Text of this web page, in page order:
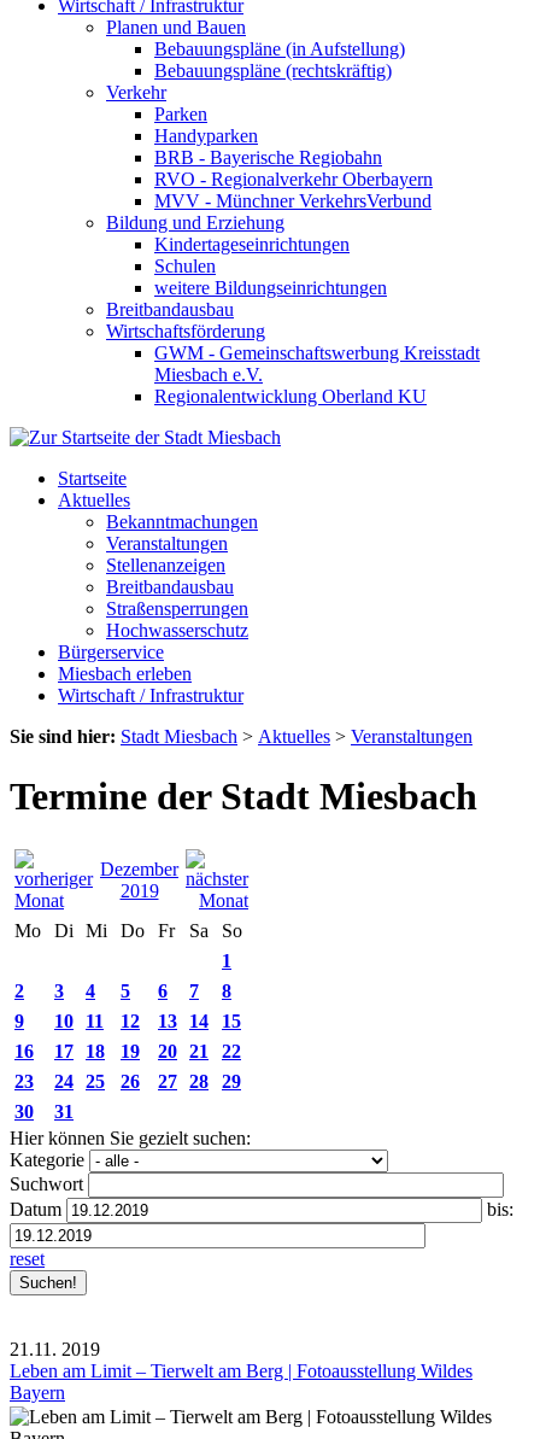
Wirtschaft / Infrastruktur
Planen und Bauen
Bebauungspläne (in Aufstellung)
Bebauungspläne (rechtskräftig)
Verkehr
Parken
Handyparken
BRB - Bayerische Regiobahn
RVO - Regionalverkehr Oberbayern
MVV - Münchner VerkehrsVerbund
Bildung und Erziehung
Kindertageseinrichtungen
Schulen
weitere Bildungseinrichtungen
Breitbandausbau
Wirtschaftsförderung
GWM - Gemeinschaftswerbung Kreisstadt
Miesbach e.V.
Regionalentwicklung Oberland KU
Startseite
Aktuelles
Bekanntmachungen
Veranstaltungen
Stellenanzeigen
Breitbandausbau
Straßensperrungen
Hochwasserschutz
Bürgerservice
Miesbach erleben
Wirtschaft / Infrastruktur
Sie sind hier: Stadt Miesbach > Aktuelles > Veranstaltungen
Termine der Stadt Miesbach
Dezember
2019
Mo
Di Mi Do Fr Sa
So
1
2
3 4 5 6 7
8
9
10 11 12 13 14
15
16
17 18 19 20 21
22
23
24 25 26 27 28
29
30
31
Hier können Sie gezielt suchen:
Kategorie
Suchwort
Datum
bis:
reset
21.11. 2019
Leben am Limit – Tierwelt am Berg | Fotoausstellung Wildes
Bayern